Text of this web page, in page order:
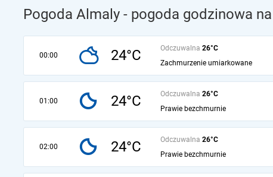
Pogoda Almaly - pogoda godzinowa
00:00 24°C Odczuwalna 26°C
Zachmurzenie umiarkowane
01:00 24°C Odczuwalna 26°C
Prawie bezchmurnie
02:00 24°C Odczuwalna 26°C
Prawie bezchmurnie